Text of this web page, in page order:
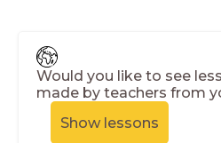
Would you like to see
made by teachers from
Show lessons